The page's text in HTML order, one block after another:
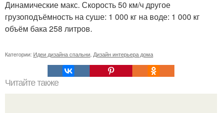
Динамические макс. Скорость 50 км/ч другое
грузоподъёмность на суше: 1 000 кг на воде: 1 000 кг
объём бака 258 литров.
Категории: Идеи дизайна спальни Дизайн интерьера дома
Читайте также